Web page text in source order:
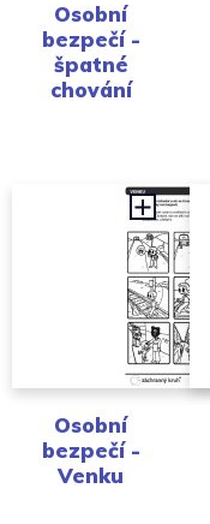
Osobní
bezpečí -
špatné
chování
Osobní
bezpečí -
Venku